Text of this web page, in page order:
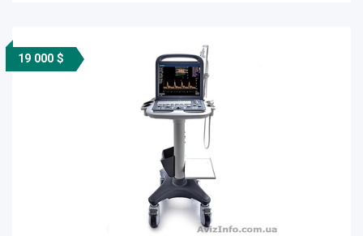
19 000 $